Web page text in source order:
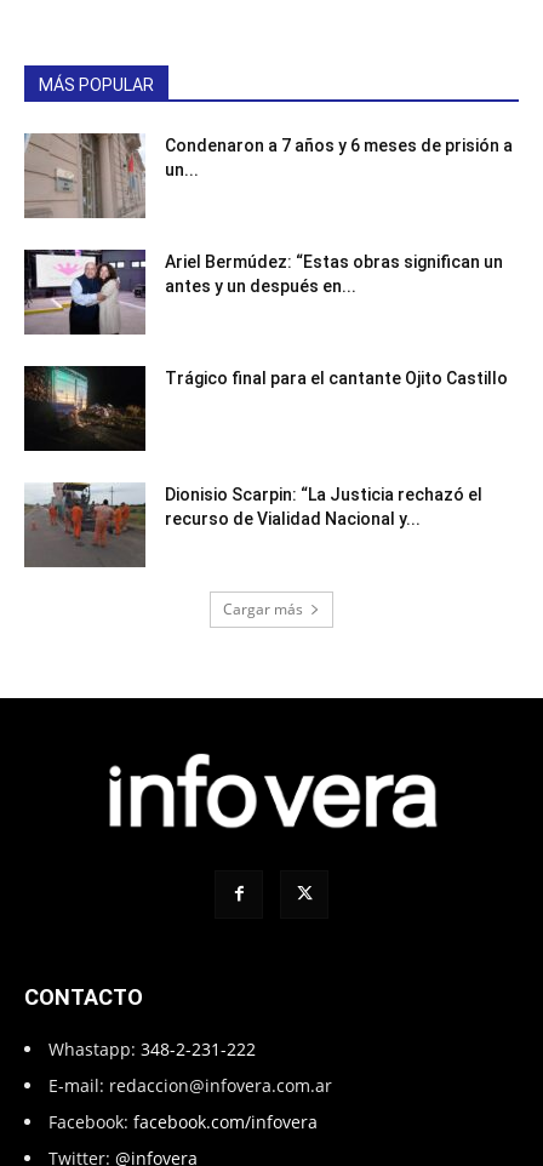
MÁS POPULAR
Condenaron a 7 años y 6 meses de prisión a
un...
Ariel Bermúdez: “Estas obras significan un
antes y un después en...
Trágico final para el cantante Ojito Castillo
Dionisio Scarpin: “La Justicia rechazó el
recurso de Vialidad Nacional y...
Cargar más
CONTACTO
Whastapp: 348-2-231-222
E-mail: redaccion@infovera.com.ar
Facebook: facebook.com/infovera
Twitter: @infovera